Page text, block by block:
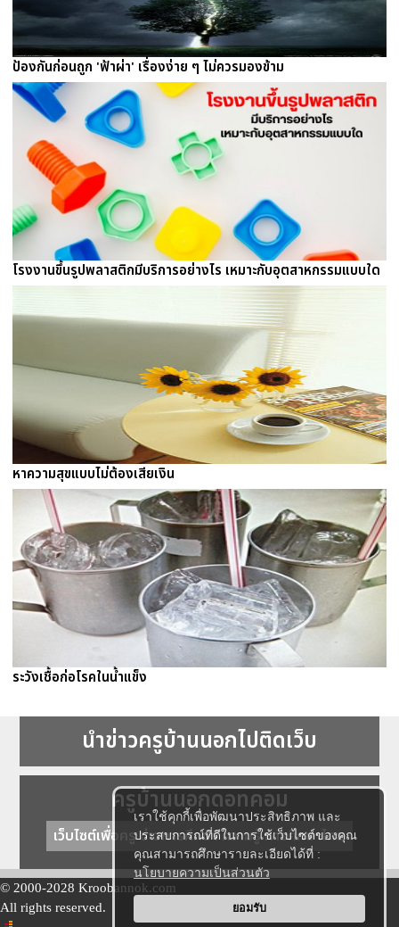
เราใช้คุกกี้เพื่อพัฒนาประสิทธิภาพ และ
ประสบการณ์ที่ดีในการใช้เว็บไซต์ของคุณ
คุณสามารถศึกษารายละเอียดได้ที่ :
นโยบายความเป็นส่วนตัว
ยอมรับ
ป้องกันก่อนถูก 'ฟ้าผ่า' เรื่องง่าย ๆ ไม่ควรมองข้าม
โรงงานขึ้นรูปพลาสติกมีบริการอย่างไร เหมาะกับอุตสาหกรรมแบบใด
หาความสุขแบบไม่ต้องเสียเงิน
ระวังเชื้อก่อโรคในน้ำแข็ง
นำข่าวครูบ้านนอกไปติดเว็บ
ครูบ้านนอกดอทคอม
เว็บไซต์เพื่อครู ข่าวการศึกษา ความรู้ การศึกษาไทย
© 2000-2028 Kroobannok.com
All rights reserved.